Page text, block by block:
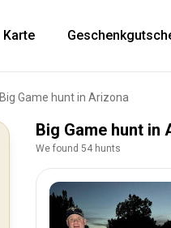
Karte
Big Game hunt in Arizona
Big Game hunt in
We found 54 hunts